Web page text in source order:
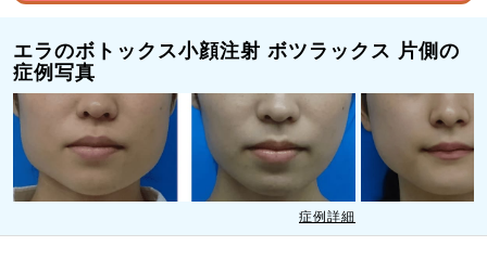
エラのボトックス小顔注射 ボツラックス 片側の
症例写真
症例詳細